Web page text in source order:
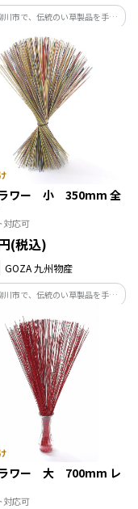
川市で、伝統のい草製品を手が
ラワーです。
ワー 小 350mm 全
対応可
(税込)
GOZA 九州物産
川市で、伝統のい草製品を手が
ラワーです。
ワー 大 700mm レ
対応可